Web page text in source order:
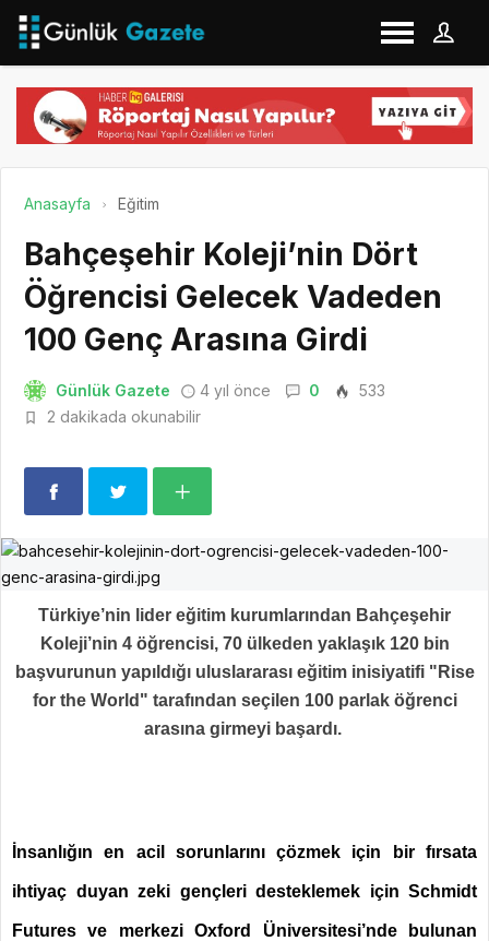
Anasayfa Eğitim
Bahçeşehir Koleji’nin Dört
Öğrencisi Gelecek Vadeden
100 Genç Arasına Girdi
Günlük Gazete 4 yıl önce 0
533
2 dakikada okunabilir
Türkiye’nin lider eğitim kurumlarından Bahçeşehir
Koleji’nin 4 öğrencisi, 70 ülkeden yaklaşık 120 bin
başvurunun yapıldığı uluslararası eğitim inisiyatifi "Rise
for the World" tarafından seçilen 100 parlak öğrenci
arasına girmeyi başardı.
İnsanlığın en acil sorunlarını çözmek için bir fırsata
ihtiyaç duyan zeki gençleri desteklemek için Schmidt
Futures ve merkezi Oxford Üniversitesi’nde bulunan